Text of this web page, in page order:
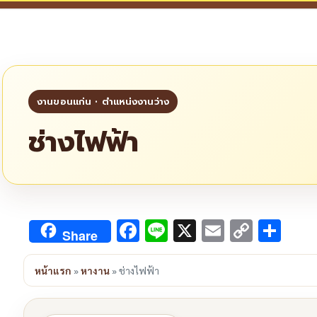
ช่างไฟฟ้า
Share Facebook
Line
X Email
Copy
Link
หน้าแรก »หางาน »ช่างไฟฟ้า